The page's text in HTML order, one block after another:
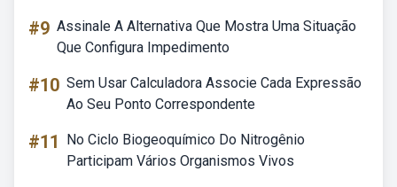
#9 Assinale A Alternativa Que Mostra Uma Situação
Que Configura Impedimento
#10 Sem Usar Calculadora Associe Cada Expressão
Ao Seu Ponto Correspondente
#11
No Ciclo Biogeoquímico Do Nitrogênio
Participam Vários Organismos Vivos